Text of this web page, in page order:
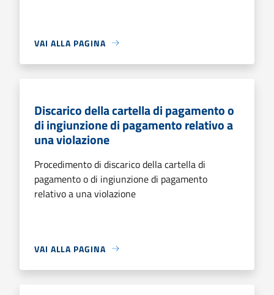
VAI ALLA PAGINA
Discarico della cartella di pagamento o
di ingiunzione di pagamento relativo a
una violazione
Procedimento di discarico della cartella di
pagamento o di ingiunzione di pagamento
relativo a una violazione
VAI ALLA PAGINA